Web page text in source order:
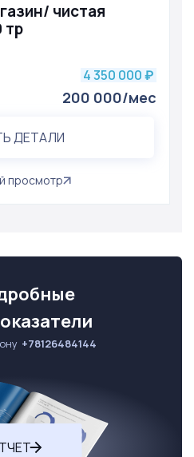
чистая
тр
4 350 000 ₽
200 000/мес
ДЕТАЛИ
просмотр
+78126484144